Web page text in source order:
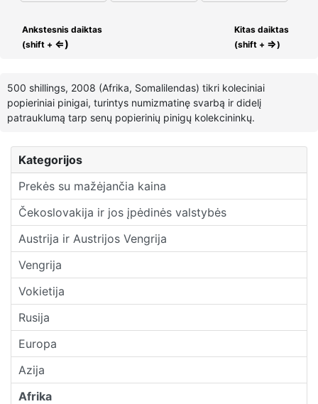
Kategorijos
Prekės su mažėjančia kaina
Čekoslovakija ir jos įpėdinės valstybės
Austrija ir Austrijos Vengrija
Vengrija
Vokietija
Rusija
Europa
Azija
Afrika
Ankstesnis daiktas
(shift + ⇐)
Kitas daiktas
(shift + ⇒)
500 shillings, 2008 (Afrika, Somalilendas) tikri koleciniai
popieriniai pinigai, turintys numizmatinę svarbą ir didelį
patrauklumą tarp senų popierinių pinigų kolekcininkų.